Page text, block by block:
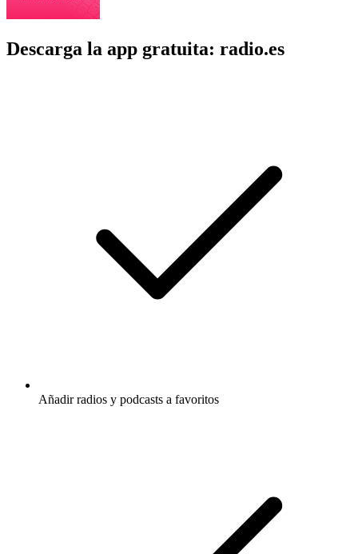
Descarga la app gratuita: radio.es
Añadir radios y podcasts a favoritos